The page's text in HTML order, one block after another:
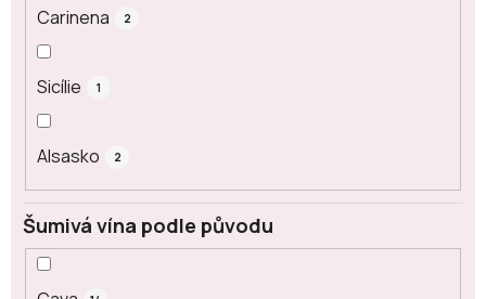
Carinena 2
Sicílie 1
Alsasko 2
Šumivá vína podle původu